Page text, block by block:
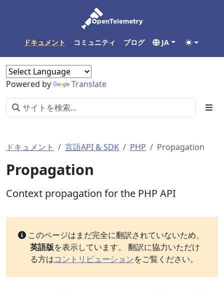
ドキュメント コミュニティ ブログ JA
Powered by Translate
ドキュメント 言語API & SDK PHP Propagation
Propagation
Context propagation for the PHP API
このページはまだ完全に翻訳されていないため、
英語版を表示しています。 翻訳に協力いただけ
る方はコントリビューションをご覧ください。